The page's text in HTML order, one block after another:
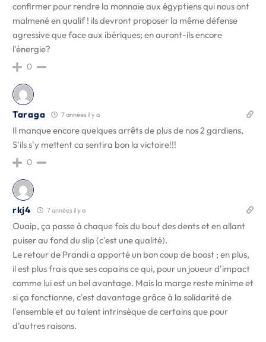
confirmer pour rendre la monnaie aux égyptiens qui nous ont
malmené en qualif ! ils devront proposer la même défense
agressive que face aux ibériques; en auront-ils encore
l'énergie?
0
Taraga 7 années il y a
Il manque encore quelques arrêts de plus de nos 2 gardiens,
S'ils s'y mettent ca sentira bon la victoire!!!
0
rkj4 7 années il y a
Ouaip, ça passe à chaque fois du bout des dents et en allant
puiser au fond du slip (c'est une qualité).
Le retour de Prandi a apporté un bon coup de boost ; en plus,
il est plus frais que ses copains ce qui, pour un joueur d'impact
comme lui est un bel avantage. Mais la marge reste minime et
si ça fonctionne, c'est davantage grâce à la solidarité de
l'ensemble et au talent intrinsèque de certains que pour
d'autres raisons.